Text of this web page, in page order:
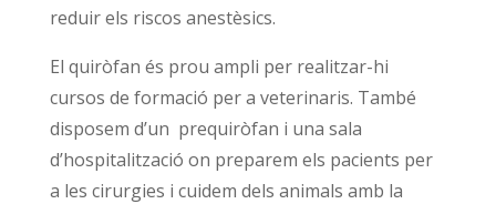
reduir els riscos anestèsics.
El quiròfan és prou ampli per realitzar-hi
cursos de formació per a veterinaris. També
disposem d’un prequiròfan i una sala
d’hospitalització on preparem els pacients per
a les cirurgies i cuidem dels animals amb la